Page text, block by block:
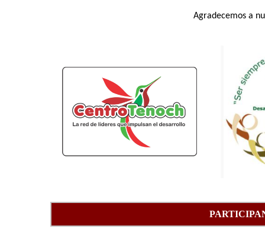
Agradecemos a